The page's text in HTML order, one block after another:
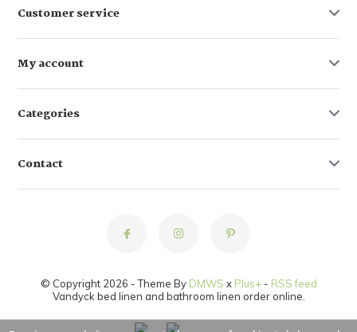
Customer service
My account
Categories
Contact
© Copyright 2026 - Theme By DMWS x Plus+- RSS feed
Vandyck bed linen and bathroom linen order online.